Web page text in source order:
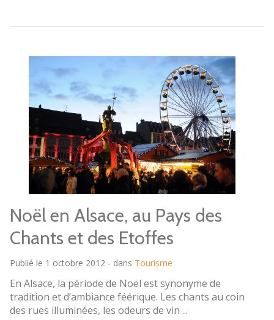
Noël en Alsace, au Pays des
Chants et des Etoffes
Publié le 1 octobre 2012 - dans Tourisme
En Alsace, la période de Noël est synonyme de
tradition et d’ambiance féérique. Les chants au coin
des rues illuminées, les odeurs de vin ...